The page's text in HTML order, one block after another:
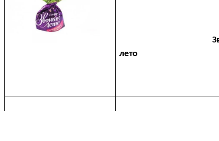
лето